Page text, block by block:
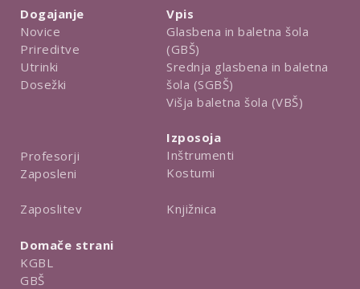
Dogajanje
Novice
Prireditve
Utrinki
Dosežki
Profesorji
Zaposleni
Zaposlitev
Vpis
Glasbena in baletna šola
(GBŠ)
Srednja glasbena in baletna
šola (SGBŠ)
Višja baletna šola (VBŠ)
Izposoja
Inštrumenti
Kostumi
Knjižnica
Domače strani
KGBL
GBŠ